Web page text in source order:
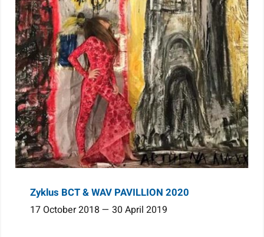
Zyklus BCT & WAV PAVILLION 2020
17 October 2018 — 30 April 2019